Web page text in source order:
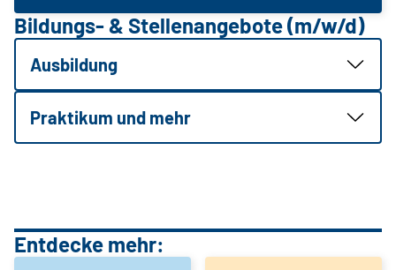
Bildungs- & Stellenangebote (m/w/d)
Ausbildung
Praktikum und mehr
Entdecke mehr: